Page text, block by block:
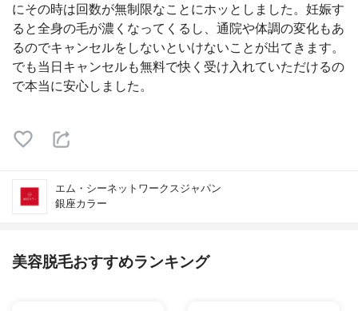
にその時は回数が無制限なことにホッとしました。妊娠す
ると全身の毛が濃くなってくるし、通院や体調の変化もあ
るのでキャンセルをしないといけないことが出てきます。
でも当日キャンセルも無料で快く受け入れていただけるの
で本当に安心しました。
エム・シーネットワークスジャパン
銀座カラー
美容脱毛おすすめランキング